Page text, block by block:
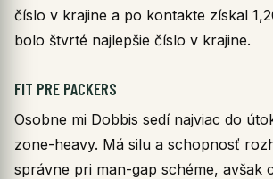
číslo v krajine a po kontakte získal
bolo štvrté najlepšie číslo v krajine.
FIT PRE PACKERS
Osobne mi Dobbis sedí najviac do
zone-heavy. Má silu a schopnosť
správne pri man-gap schéme, avšak